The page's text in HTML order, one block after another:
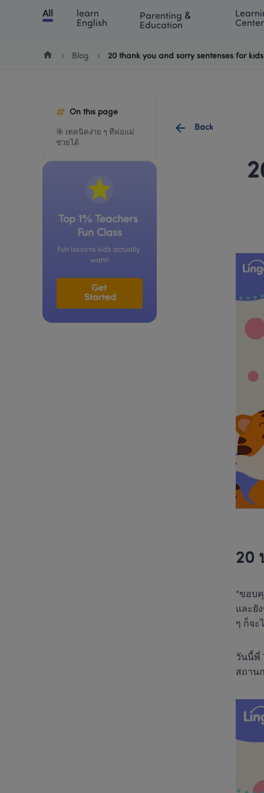
Chinese English Blog
All
learn
English
Parenting &
Education
Center
Blog 20 thank you and sorry sentenses for kids
On this page
🎯 เทคนิคง่าย ๆ ที่พ่อแม่
ช่วยได้
Top 1% Teachers
Fun Class
Fun lessons kids actually
want!
Get
Started
Back
20
“ขอบ
และยั
ๆ ก็จะ
วันนี้พี่
สถาน